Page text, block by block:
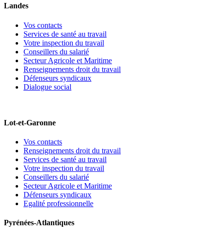
Landes
Vos contacts
Services de santé au travail
Votre inspection du travail
Conseillers du salarié
Secteur Agricole et Maritime
Renseignements droit du travail
Défenseurs syndicaux
Dialogue social
Lot-et-Garonne
Vos contacts
Renseignements droit du travail
Services de santé au travail
Votre inspection du travail
Conseillers du salarié
Secteur Agricole et Maritime
Défenseurs syndicaux
Egalité professionnelle
Pyrénées-Atlantiques